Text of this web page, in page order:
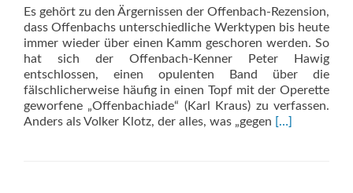
Es gehört zu den Ärgernissen der Offenbach-Rezension,
dass Offenbachs unterschiedliche Werktypen bis heute
immer wieder über einen Kamm geschoren werden. So
hat sich der Offenbach-Kenner Peter Hawig
entschlossen, einen opulenten Band über die
fälschlicherweise häufig in einen Topf mit der Operette
geworfene „Offenbachiade“ (Karl Kraus) zu verfassen.
Anders als Volker Klotz, der alles, was „gegen Read
[…]